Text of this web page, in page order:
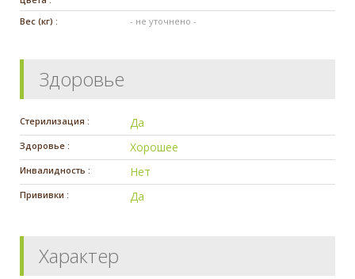
Вес (кг) :
- не уточнено -
Здоровье
Стерилизация : Да
Здоровье : Хорошее
Инвалидность : Нет
Прививки : Да
Характер